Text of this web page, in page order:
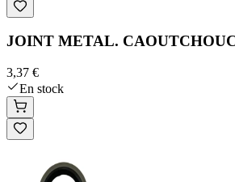
JOINT METAL.
3,37 €
En stock